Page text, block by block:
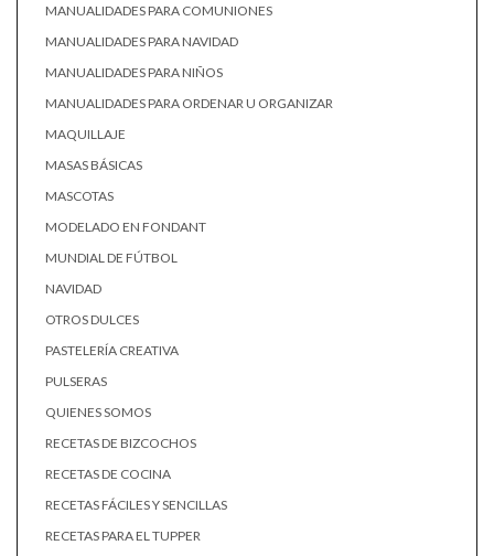
MANUALIDADES PARA COMUNIONES
MANUALIDADES PARA NAVIDAD
MANUALIDADES PARA NIÑOS
MANUALIDADES PARA ORDENAR U ORGANIZAR
MAQUILLAJE
MASAS BÁSICAS
MASCOTAS
MODELADO EN FONDANT
MUNDIAL DE FÚTBOL
NAVIDAD
OTROS DULCES
PASTELERÍA CREATIVA
PULSERAS
QUIENES SOMOS
RECETAS DE BIZCOCHOS
RECETAS DE COCINA
RECETAS FÁCILES Y SENCILLAS
RECETAS PARA EL TUPPER